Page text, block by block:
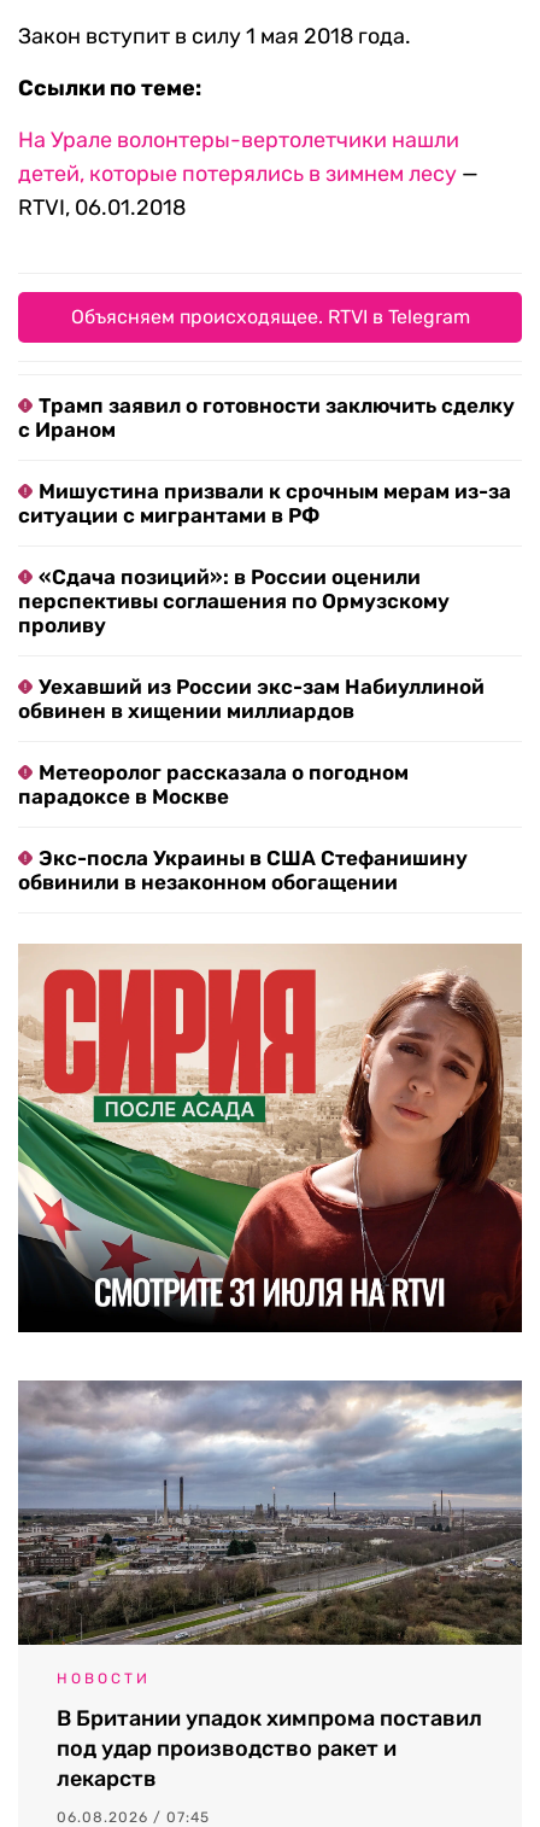
Закон вступит в силу 1 мая 2018 года.
Ссылки по теме:
На Урале волонтеры-вертолетчики нашли
детей, которые потерялись в зимнем лесу —
RTVI, 06.01.2018
Объясняем происходящее. RTVI в Telegram
Трамп заявил о готовности заключить сделку
с Ираном
Мишустина призвали к срочным мерам из-за
ситуации с мигрантами в РФ
«Сдача позиций»: в России оценили
перспективы соглашения по Ормузскому
проливу
Уехавший из России экс-зам Набиуллиной
обвинен в хищении миллиардов
Метеоролог рассказала о погодном
парадоксе в Москве
Экс-посла Украины в США Стефанишину
обвинили в незаконном обогащении
НОВОСТИ
В Британии упадок химпрома поставил
под удар производство ракет и
лекарств
06.08.2026 / 07:45